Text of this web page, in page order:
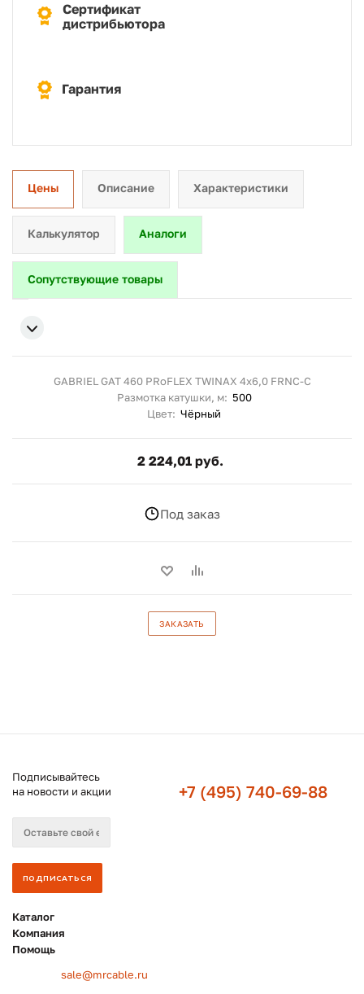
Сертификат
дистрибьютора
Гарантия
Цены Описание Характеристики
Калькулятор Аналоги
Сопутствующие товары
GABRIEL GAT 460 PRoFLEX TWINAX 4x6,0 FRNC-C
Размотка катушки, м: 500
Цвет: Чёрный
2 224,01 руб.
Под заказ
ЗАКАЗАТЬ
Подписывайтесь
на новости и акции
+7 (495) 740-69-88
Каталог
Компания
Помощь
sale@mrcable.ru